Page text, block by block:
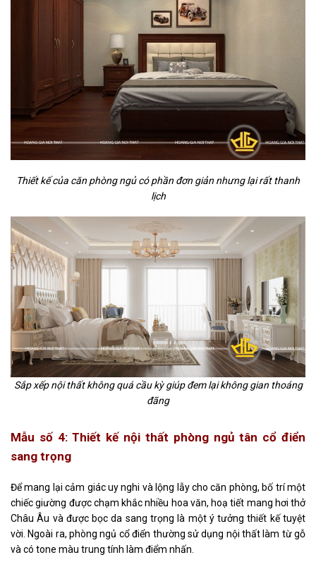
Thiết kế của căn phòng ngủ có phần đơn giản nhưng lại rất thanh
lịch
Sắp xếp nội thất không quá cầu kỳ giúp đem lại không gian thoáng
đãng
Mẫu số 4: Thiết kế nội thất phòng ngủ tân cổ điển
sang trọng
Để mang lại cảm giác uy nghi và lộng lẫy cho căn phòng, bố trí một
chiếc giường được chạm khắc nhiều hoa văn, hoạ tiết mang hơi thở
Châu Âu và được bọc da sang trọng là một ý tưởng thiết kế tuyệt
vời. Ngoài ra,phòng ngủ cổ điển thường sử dụng nội thất làm từ gỗ
và có tone màu trung tính làm điểm nhấn.